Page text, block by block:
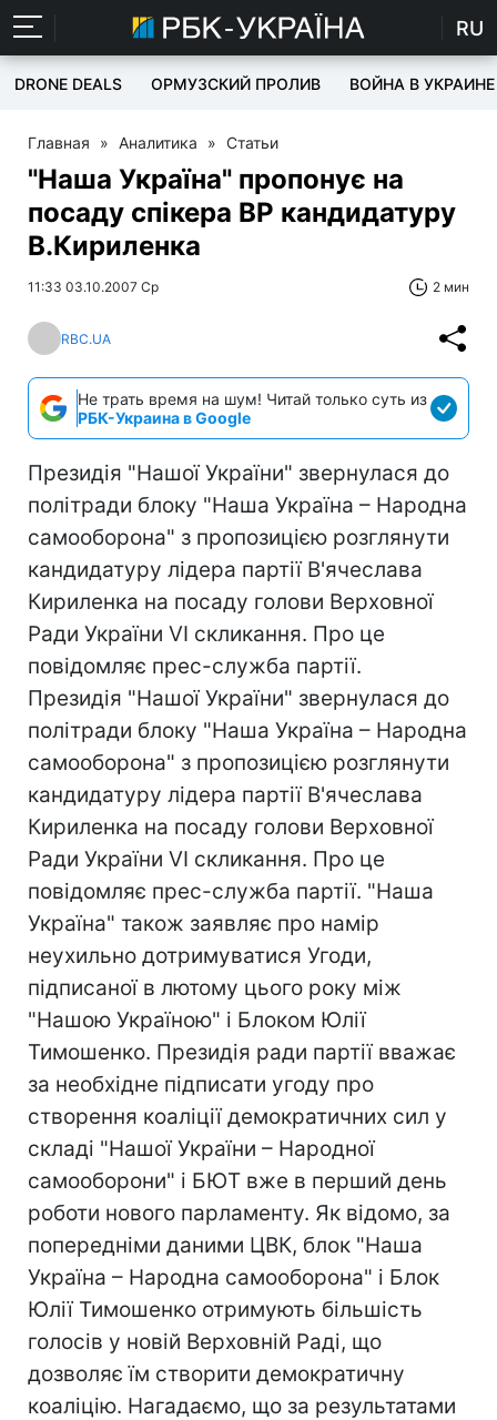
RU
DRONE DEALS ОРМУЗСКИЙ ПРОЛИВ ВОЙНА В УКРАИНЕ
Главная » Аналитика » Статьи
"Наша Україна" пропонує на
посаду спікера ВР кандидатуру
В.Кириленка
11:33 03.10.2007 Ср 2 мин
RBC.UA
Не трать время на шум! Читай только суть из
РБК-Украина в Google
Президія "Нашої України" звернулася до
політради блоку "Наша Україна – Народна
самооборона" з пропозицією розглянути
кандидатуру лідера партії В'ячеслава
Кириленка на посаду голови Верховної
Ради України VI скликання. Про це
повідомляє прес-служба партії.
Президія "Нашої України" звернулася до
політради блоку "Наша Україна – Народна
самооборона" з пропозицією розглянути
кандидатуру лідера партії В'ячеслава
Кириленка на посаду голови Верховної
Ради України VI скликання. Про це
повідомляє прес-служба партії. "Наша
Україна" також заявляє про намір
неухильно дотримуватися Угоди,
підписаної в лютому цього року між
"Нашою Україною" і Блоком Юлії
Тимошенко. Президія ради партії вважає
за необхідне підписати угоду про
створення коаліції демократичних сил у
складі "Нашої України – Народної
самооборони" і БЮТ вже в перший день
роботи нового парламенту. Як відомо, за
попередніми даними ЦВК, блок "Наша
Україна – Народна самооборона" і Блок
Юлії Тимошенко отримують більшість
голосів у новій Верховній Раді, що
дозволяє їм створити демократичну
коаліцію. Нагадаємо, що за результатами